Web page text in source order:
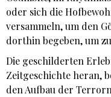
oder sich die
versammeln, um den
dorthin begeben, um
Die geschilderten
Zeitgeschichte heran,
den Aufbau der